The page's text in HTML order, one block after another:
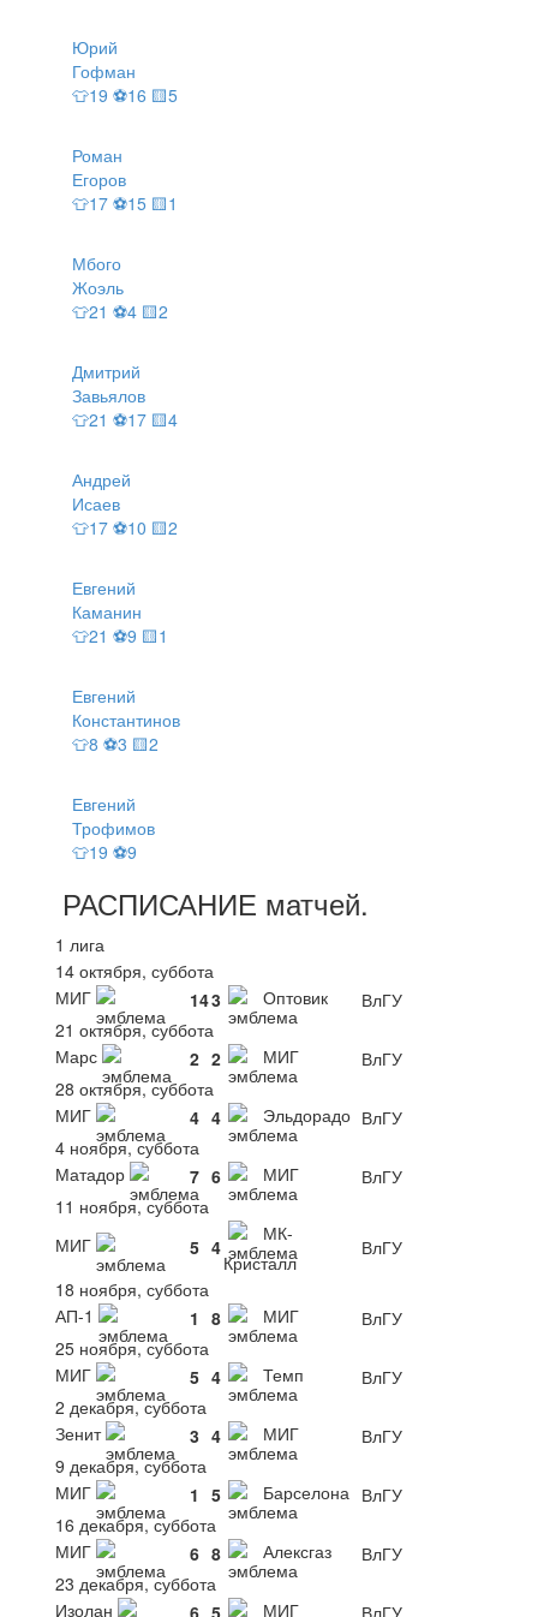
Юрий
Гофман
👕19 ⚽16 🟨5
Роман
Егоров
👕17 ⚽15 🟨1
Мбого
Жоэль
👕21 ⚽4 🟨2
Дмитрий
Завьялов
👕21 ⚽17 🟨4
Андрей
Исаев
👕17 ⚽10 🟨2
Евгений
Каманин
👕21 ⚽9 🟨1
Евгений
Константинов
👕8 ⚽3 🟨2
Евгений
Трофимов
👕19 ⚽9
РАСПИСАНИЕ матчей.
1 лига
14 октября, суббота
МИГ
143 Оптовик
ВлГУ
21 октября, суббота
Марс
2 2 МИГ
ВлГУ
28 октября, суббота
МИГ
4 4 Эльдорадо ВлГУ
4 ноября, суббота
Матадор
7 6 МИГ
ВлГУ
11 ноября, суббота
МИГ
5 4
МК-
Кристалл
ВлГУ
18 ноября, суббота
АП-1
1 8 МИГ
ВлГУ
25 ноября, суббота
МИГ
5 4 Темп
ВлГУ
2 декабря, суббота
Зенит
3 4 МИГ
ВлГУ
9 декабря, суббота
МИГ
1 5 Барселона ВлГУ
16 декабря, суббота
МИГ
6 8 Алексгаз
ВлГУ
23 декабря, суббота
Изолан
6 5 МИГ ВлГУ